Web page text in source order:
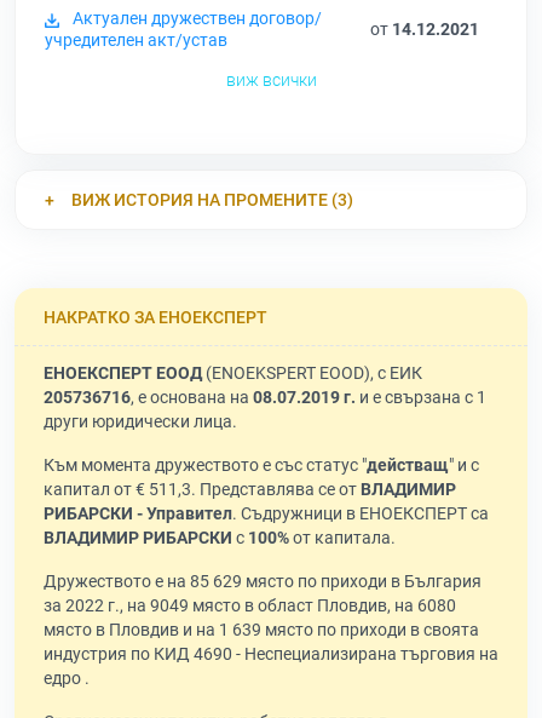
Актуален дружествен договор/
учредителен акт/устав
от 14.12.2021
виж всички
ВИЖ ИСТОРИЯ НА ПРОМЕНИТЕ (3)
НАКРАТКО ЗА ЕНОЕКСПЕРТ
ЕНОЕКСПЕРТ ЕООД(ENOEKSPERT EOOD), с ЕИК
205736716, е основана на 08.07.2019 г. и е свързана с 1
други юридически лица.
Към момента дружеството е със статус "действащ" и с
капитал от € 511,3. Представлява се от ВЛАДИМИР
РИБАРСКИ - Управител. Съдружници в ЕНОЕКСПЕРТ са
ВЛАДИМИР РИБАРСКИ с 100%от капитала.
Дружеството е на 85 629 място по приходи в България
за 2022 г., на 9049 място в област Пловдив, на 6080
място в Пловдив и на 1 639 място по приходи в своята
индустрия по КИД 4690 - Неспециализирана търговия на
едро .